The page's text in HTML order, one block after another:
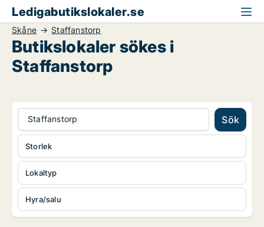
Ledigabutikslokaler.se
Skåne Staffanstorp
Butikslokaler sökes i
Staffanstorp
Staffanstorp Sök
Lokaltyp
Hyra/salu
Storlek